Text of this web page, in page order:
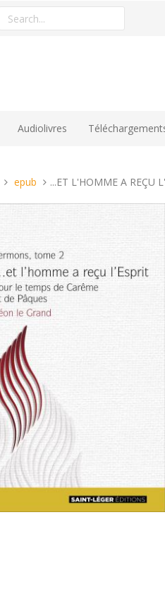
Search
a
Audiolivres
epub ...ET L'HOMME A REÇU